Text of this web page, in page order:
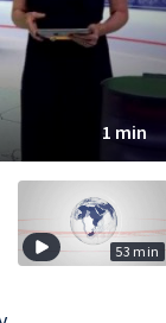
1 min
53 min